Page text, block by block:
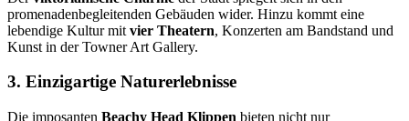
promenadenbegleitenden Gebäuden wider. Hinzu kommt eine
lebendige Kultur mit vier Theatern, Konzerten am Bandstand und
Kunst in der Towner Art Gallery.
3. Einzigartige Naturerlebnisse
Die imposanten Beachy Head Klippen bieten nicht nur